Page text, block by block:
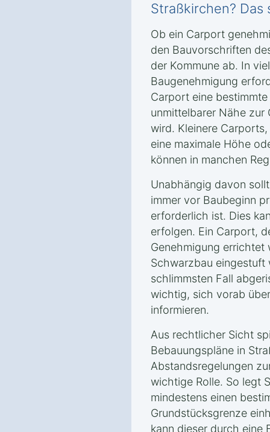
Straßkirchen?
Ob ein Carport
den Bauvorschriften
der Kommune ab. In
Baugenehmigung
Carport eine
unmittelbarer Nähe zur
wird. Kleinere
eine maximale Höhe
können in manchen
Unabhängig davon
immer vor Baubeginn
erforderlich ist. Dies
erfolgen. Ein Carport,
Genehmigung errichtet
Schwarzbau eingestuft
schlimmsten Fall
wichtig, sich vorab
informieren.
Aus rechtlicher Sicht
Bebauungspläne in
Abstandsregelungen
wichtige Rolle. So legt
mindestens einen
Grundstücksgrenze
kann dieser durch eine